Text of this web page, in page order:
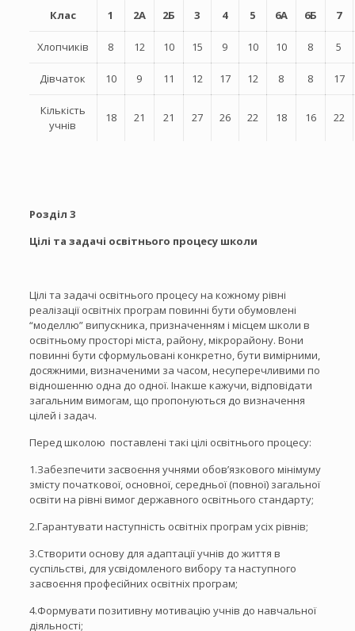
Клас 1 2А 2Б 3 4 5 6А 6Б 7
Хлопчиків 8 12 10 15 9 10 10 8 5
Дівчаток 10 9 11 12 17 12 8 8 17
Кількість
учнів
18 21 21 27 26 22 18 16 22
Розділ 3
Цілі та задачі освітнього процесу школи
Цілі та задачі освітнього процесу на кожному рівні
реалізації освітніх програм повинні бути обумовлені
“моделлю” випускника, призначенням і місцем школи в
освітньому просторі міста, району, мікрорайону. Вони
повинні бути сформульовані конкретно, бути вимірними,
досяжними, визначеними за часом, несуперечливими по
відношенню одна до одної. Інакше кажучи, відповідати
загальним вимогам, що пропонуються до визначення
цілей і задач.
Перед школою поставлені такі цілі освітнього процесу:
1.Забезпечити засвоєння учнями обов’язкового мінімуму
змісту початкової, основної, середньої (повної) загальної
освіти на рівні вимог державного освітнього стандарту;
2.Гарантувати наступність освітніх програм усіх рівнів;
3.Створити основу для адаптації учнів до життя в
суспільстві, для усвідомленого вибору та наступного
засвоєння професійних освітніх програм;
4.Формувати позитивну мотивацію учнів до навчальної
діяльності;